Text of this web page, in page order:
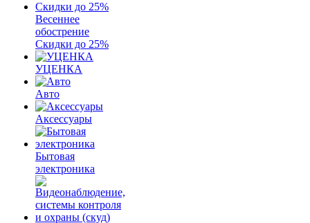
Весеннее
обострение
Скидки до 25%
УЦЕНКА
Авто
Аксессуары
Бытовая
электроника